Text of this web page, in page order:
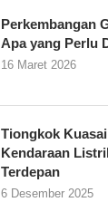
Perkembangan
Apa yang Perlu
16 Maret 2026
Tiongkok
Kendaraan
Terdepan
6 Desember 2025